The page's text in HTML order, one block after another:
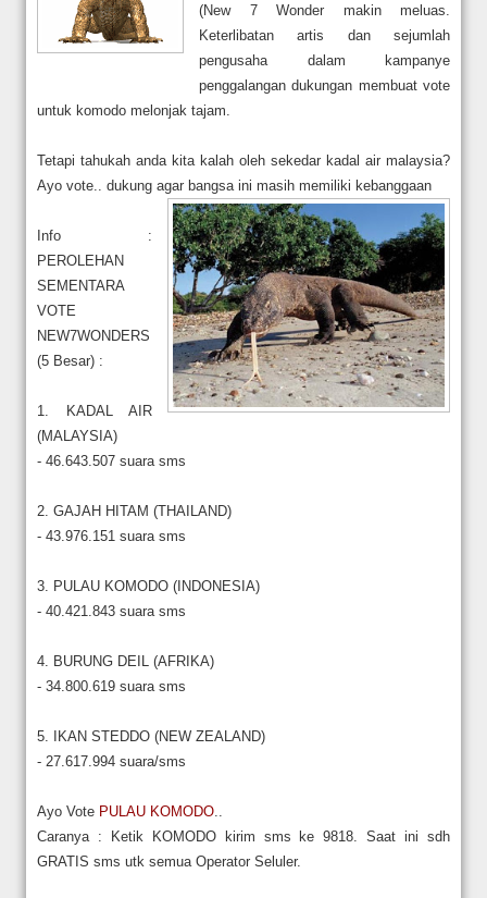
(New 7 Wonder makin meluas.
Keterlibatan artis dan sejumlah
pengusaha dalam kampanye
penggalangan dukungan membuat vote
untuk komodo melonjak tajam.
Tetapi tahukah anda kita kalah oleh sekedar kadal air malaysia?
Ayo vote.. dukung agar bangsa ini masih memiliki kebanggaan
Info :
PEROLEHAN
SEMENTARA
VOTE
NEW7WONDERS
(5 Besar) :
1. KADAL AIR
(MALAYSIA)
- 46.643.507 suara sms
2. GAJAH HITAM (THAILAND)
- 43.976.151 suara sms
3. PULAU KOMODO (INDONESIA)
- 40.421.843 suara sms
4. BURUNG DEIL (AFRIKA)
- 34.800.619 suara sms
5. IKAN STEDDO (NEW ZEALAND)
- 27.617.994 suara/sms
Ayo Vote PULAU KOMODO
Caranya : Ketik KOMODO kirim sms ke 9818. Saat ini sdh
GRATIS sms utk semua Operator Seluler.